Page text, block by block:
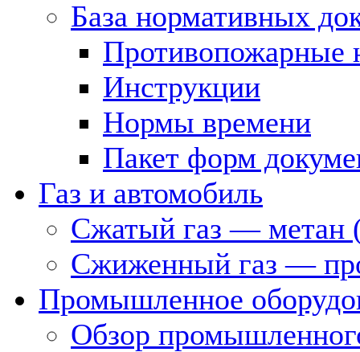
База нормативных
Противопожарные
Инструкции
Нормы времени
Пакет форм
Газ и автомобиль
Сжатый газ — метан
Сжиженный газ —
Промышленное
Обзор